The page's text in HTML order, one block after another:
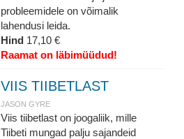
probleemidele on võimalik
lahendusi leida.
Hind 17,10 €
Raamat on läbimüüdud!
VIIS TIIBETLAST
JASON GYRE
Viis tiibetlast on joogaliik, mille
Tiibeti mungad palju sajandeid